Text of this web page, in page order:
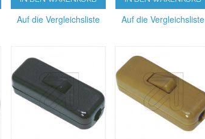
Auf die Vergleichsliste Auf die Vergleichsliste